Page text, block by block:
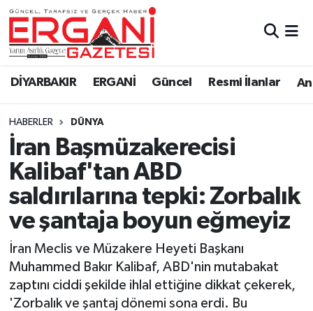
DİYARBAKIR ERGANİ Güncel Resmi İlanlar
HABERLER DÜNYA
İran Başmüzakerecisi
Kalibaf'tan ABD
saldırılarına tepki: Zorbalık
ve şantaja boyun eğmeyiz
İran Meclis ve Müzakere Heyeti Başkanı
Muhammed Bakır Kalibaf, ABD'nin mutabakat
zaptını ciddi şekilde ihlal ettiğine dikkat çekerek,
'Zorbalık ve şantaj dönemi sona erdi. Bu
DİYARBAKIR
BİSMİL
BAĞLAR
ERGANİ
Güncel
Eği̇ti̇m
Resmi İlanlar
Sağlık
Si̇yaset
Spor
Ergani Nöbetçi Eczaneler
Ergani Hava Durumu
Ergani Trafik Yoğunluk Haritası
Süper Lig Puan Durumu ve Fikstür
Tüm Manşetler
Son Dakika Haberleri
Haber Arşivi